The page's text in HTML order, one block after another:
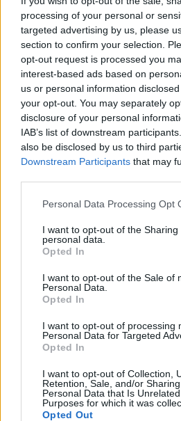
processing of your personal or
targeted advertising by us, please
section to confirm your selection.
opt-out request is processed you
interest-based ads based on
us or personal information
your opt-out. You may separately
disclosure of your personal
IAB’s list of downstream
also be disclosed by us to third
Downstream Participants that may
Personal Data Processing Opt
I want to opt-out of the Sharing
personal data.
Opted In
I want to opt-out of the Sale of
Personal Data.
Opted In
I want to opt-out of processing
Personal Data for Targeted
Opted In
I want to opt-out of Collection,
Retention, Sale, and/or
Personal Data that Is
Purposes for which it was
Opted Out
Gorobecas.
biatlonas karas Ukrainoje
Komentuoti po šiuo
Komentuoti gali tik Lrytas
Prisijunkite prie registruotų
bendruomenės ir
Prisijungti